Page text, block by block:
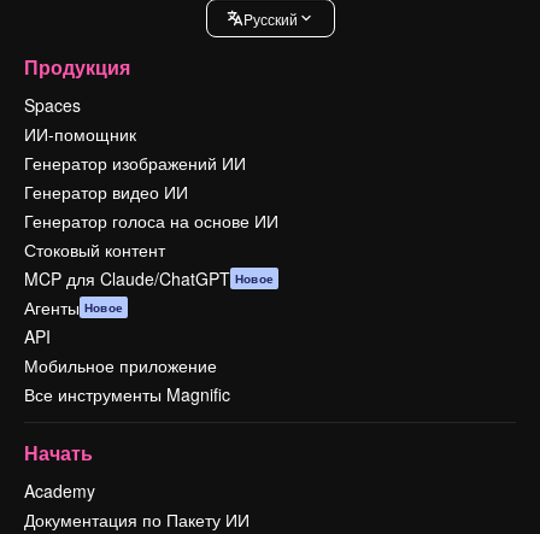
Pусский
Продукция
Spaces
ИИ-помощник
Генератор изображений ИИ
Генератор видео ИИ
Генератор голоса на основе ИИ
Стоковый контент
MCP для Claude/ChatGPT Новое
Агенты Новое
API
Мобильное приложение
Все инструменты Magnific
Начать
Academy
Документация по Пакету ИИ